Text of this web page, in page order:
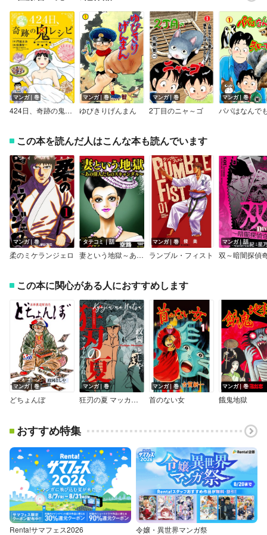
マンガ｜巻
424日、奇跡の鬼レシピ 僕のコーチはがんの妻
マンガ｜巻
ゆびきりげんまん
マンガ｜巻
2丁目のニャ～ゴ
マンガ｜巻
この本を読んだ人はこんな本も読んでいます
マンガ｜巻
柔のミケランジェロ
タテコミ｜話
妻という地獄～あの偉人たちのスキャンダル～
マンガ｜巻
ランブル・フィスト
マンガ｜話
双～暗闇探偵
この本に関心がある人におすすめします
マンガ｜巻
どちょんぼ
マンガ｜巻
狂刃の夏 マッカーサーを殺した男
マンガ｜巻
首のない女
マンガ｜巻
餓鬼地獄
おすすめ特集
Renta!サマフェス2026 令嬢・異世界マンガ祭